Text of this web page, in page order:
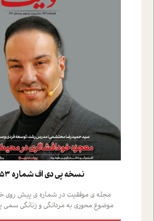
نسخه پي دي اف شماره 453
مجله ی موفقیت در شماره ی پیش روی
موضوع محوری به مردانگی و زنانگی سمی